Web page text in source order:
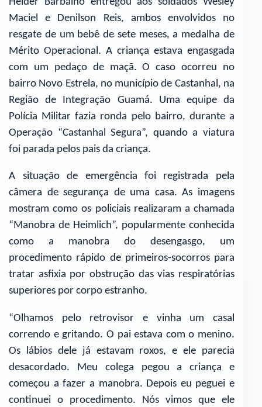
Maciel e Denilson Reis, ambos envolvidos no
resgate de um bebê de sete meses, a medalha de
Mérito Operacional. A criança estava engasgada
com um pedaço de maçã. O caso ocorreu no
bairro Novo Estrela, no município de Castanhal, na
Região de Integração Guamá. Uma equipe da
Polícia Militar fazia ronda pelo bairro, durante a
Operação “Castanhal Segura”, quando a viatura
foi parada pelos pais da criança.
A situação de emergência foi registrada pela
câmera de segurança de uma casa. As imagens
mostram como os policiais realizaram a chamada
“Manobra de Heimlich”, popularmente conhecida
como a manobra do desengasgo, um
procedimento rápido de primeiros-socorros para
tratar asfixia por obstrução das vias respiratórias
superiores por corpo estranho.
“Olhamos pelo retrovisor e vinha um casal
correndo e gritando. O pai estava com o menino.
Os lábios dele já estavam roxos, e ele parecia
desacordado. Meu colega pegou a criança e
começou a fazer a manobra. Depois eu peguei e
continuei o procedimento. Nós vimos que ele